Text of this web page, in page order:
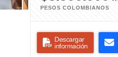
PESOS COLOMBIANOS
Descargar
información